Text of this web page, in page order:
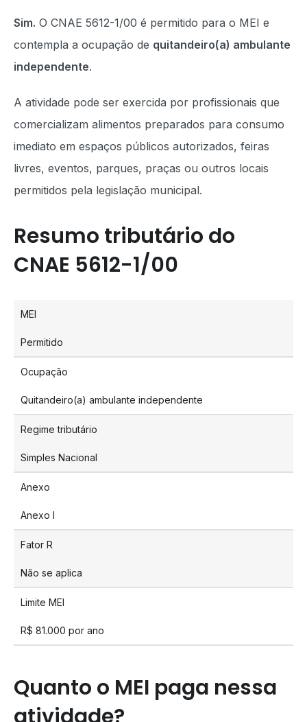
Sim. O CNAE 5612-1/00 é permitido para o MEI e
contempla a ocupação de quitandeiro(a) ambulante
independente.
A atividade pode ser exercida por profissionais que
comercializam alimentos preparados para consumo
imediato em espaços públicos autorizados, feiras
livres, eventos, parques, praças ou outros locais
permitidos pela legislação municipal.
Resumo tributário do
CNAE 5612-1/00
MEI
Permitido
Ocupação
Quitandeiro(a) ambulante independente
Regime tributário
Simples Nacional
Anexo
Anexo I
Fator R
Não se aplica
Limite MEI
R$ 81.000 por ano
Quanto o MEI paga nessa